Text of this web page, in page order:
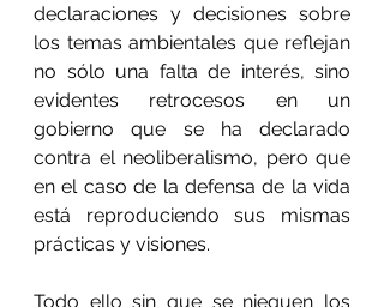
declaraciones y decisiones sobre
los temas ambientales que reflejan
no sólo una falta de interés, sino
evidentes retrocesos en un
gobierno que se ha declarado
contra el neoliberalismo, pero que
en el caso de la defensa de la vida
está reproduciendo sus mismas
prácticas y visiones.
Todo ello sin que se nieguen los